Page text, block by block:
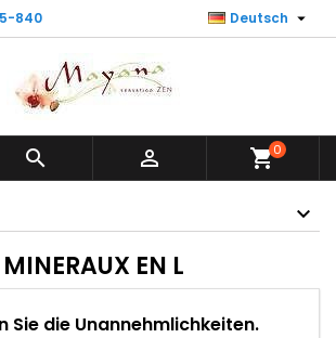
840 Deutsch 
  shopping_cart0
MINERAUX EN L
Sie die Unannehmlichkeiten.